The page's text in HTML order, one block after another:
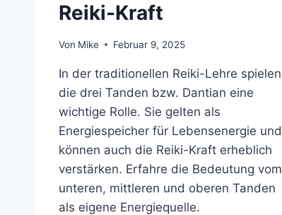
Reiki-Kraft
Von Mike Februar 9, 2025
In der traditionellen Reiki-Lehre spielen
die drei Tanden bzw. Dantian eine
wichtige Rolle. Sie gelten als
Energiespeicher für Lebensenergie und
können auch die Reiki-Kraft erheblich
verstärken. Erfahre die Bedeutung vom
unteren, mittleren und oberen Tanden
als eigene Energiequelle.